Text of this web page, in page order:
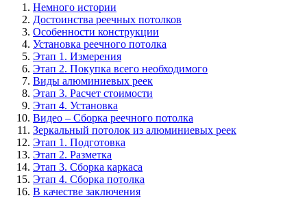
Немного истории
Достоинства реечных потолков
Особенности конструкции
Установка реечного потолка
Этап 1. Измерения
Этап 2. Покупка всего необходимого
Виды алюминиевых реек
Этап 3. Расчет стоимости
Этап 4. Установка
Видео – Сборка реечного потолка
Зеркальный потолок из алюминиевых реек
Этап 1. Подготовка
Этап 2. Разметка
Этап 3. Сборка каркаса
Этап 4. Сборка потолка
В качестве заключения